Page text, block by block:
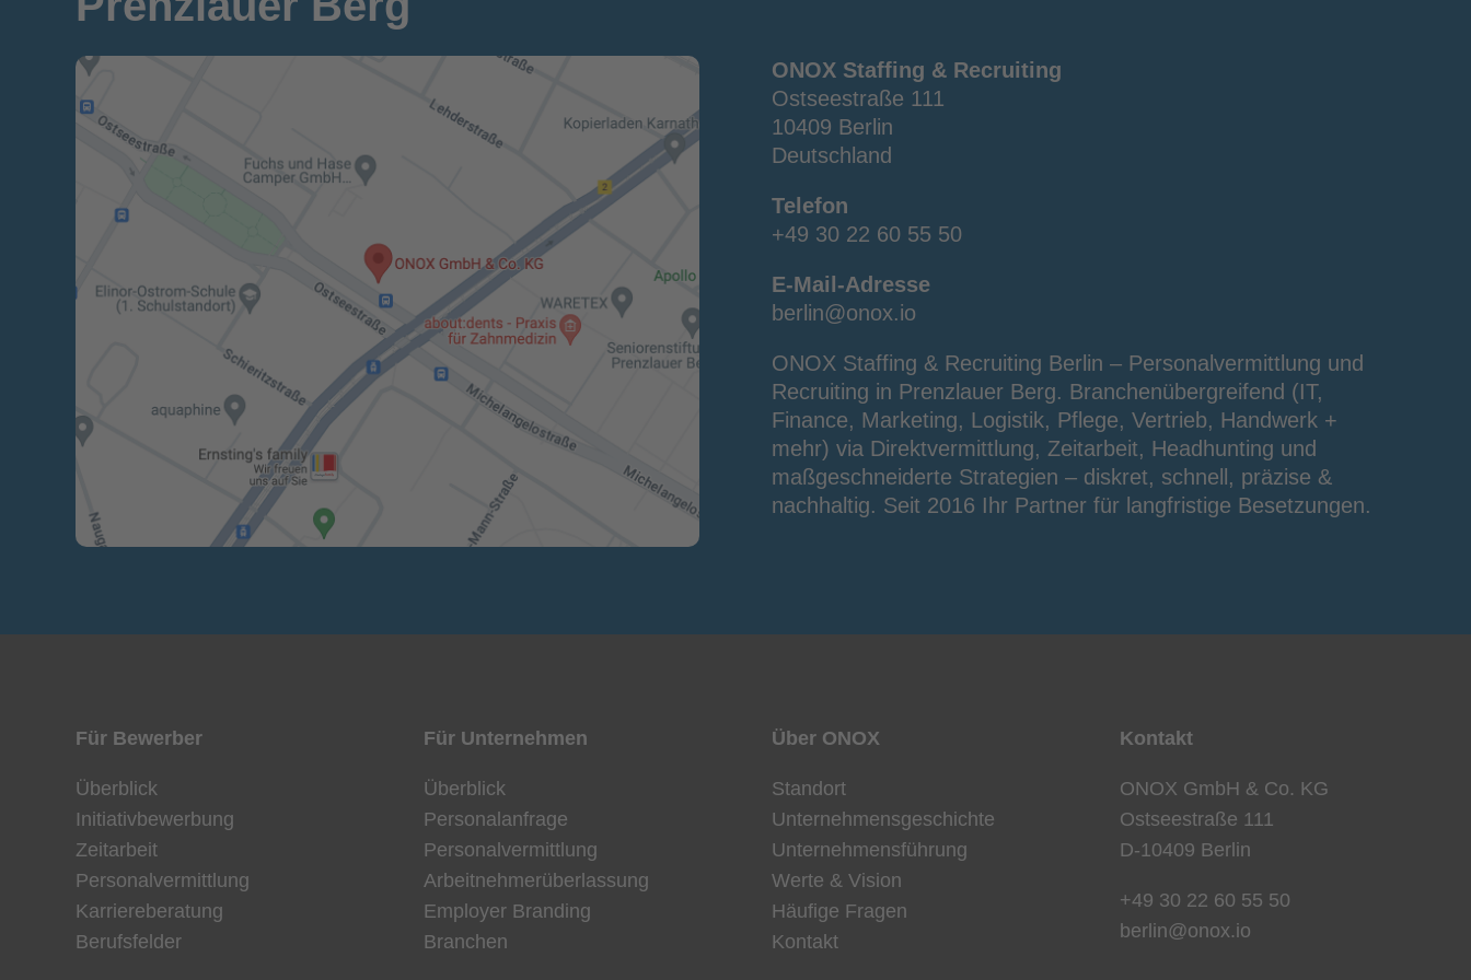
ONOX Staffing & Recruiting
Ostseestraße 111
10409 Berlin
Deutschland
Telefon
+49 30 22 60 55 50
E-Mail-Adresse
berlin@onox.io
ONOX Staffing & Recruiting Berlin – Personalvermittlung und
Recruiting in Prenzlauer Berg. Branchenübergreifend (IT,
Finance, Marketing, Logistik, Pflege, Vertrieb, Handwerk +
mehr) via Direktvermittlung, Zeitarbeit, Headhunting und
maßgeschneiderte Strategien – diskret, schnell, präzise &
nachhaltig. Seit 2016 Ihr Partner für langfristige Besetzungen.
Für Bewerber
Überblick
Initiativbewerbung
Zeitarbeit
Personalvermittlung
Karriereberatung
Berufsfelder
Für Unternehmen
Überblick
Personalanfrage
Personalvermittlung
Arbeitnehmerüberlassung
Employer Branding
Branchen
Über ONOX
Standort
Unternehmensgeschichte
Unternehmensführung
Werte & Vision
Häufige Fragen
Kontakt
Kontakt
ONOX GmbH & Co. KG
Ostseestraße 111
D-10409 Berlin
+49 30 22 60 55 50
berlin@onox.io